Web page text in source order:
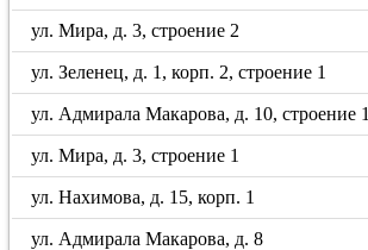
ул. Мира, д. 3, строение 2
ул. Зеленец, д. 1, корп. 2, строение 1
ул. Адмирала Макарова, д. 10, строение 1
ул. Мира, д. 3, строение 1
ул. Нахимова, д. 15, корп. 1
ул. Адмирала Макарова, д. 8